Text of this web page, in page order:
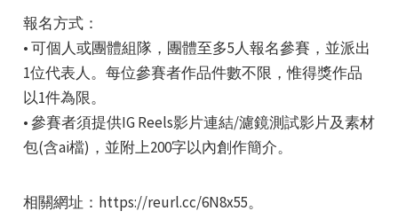
報名方式：
• 可個人或團體組隊，團體至多5人報名參賽，並派出
1位代表人。每位參賽者作品件數不限，惟得獎作品
以1件為限。
• 參賽者須提供IG Reels影片連結/濾鏡測試影片及素材
包(含ai檔)，並附上200字以內創作簡介。
相關網址：https://reurl.cc/6N8x55。